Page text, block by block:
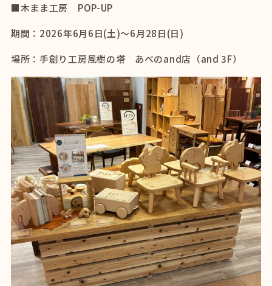
■木まま工房 POP-UP
期間：2026年6月6日(土)～6月28日(日)
場所：手創り工房風樹の塔 あべのand店（and 3F）